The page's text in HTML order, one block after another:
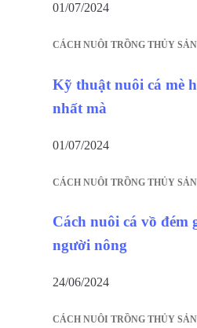
01/07/2024
CÁCH NUÔI TRỒNG THỦY SẢN
Kỹ thuật nuôi cá mè
nhất mà
01/07/2024
CÁCH NUÔI TRỒNG THỦY SẢN
Cách nuôi cá vồ đém
người nông
24/06/2024
CÁCH NUÔI TRỒNG THỦY SẢN